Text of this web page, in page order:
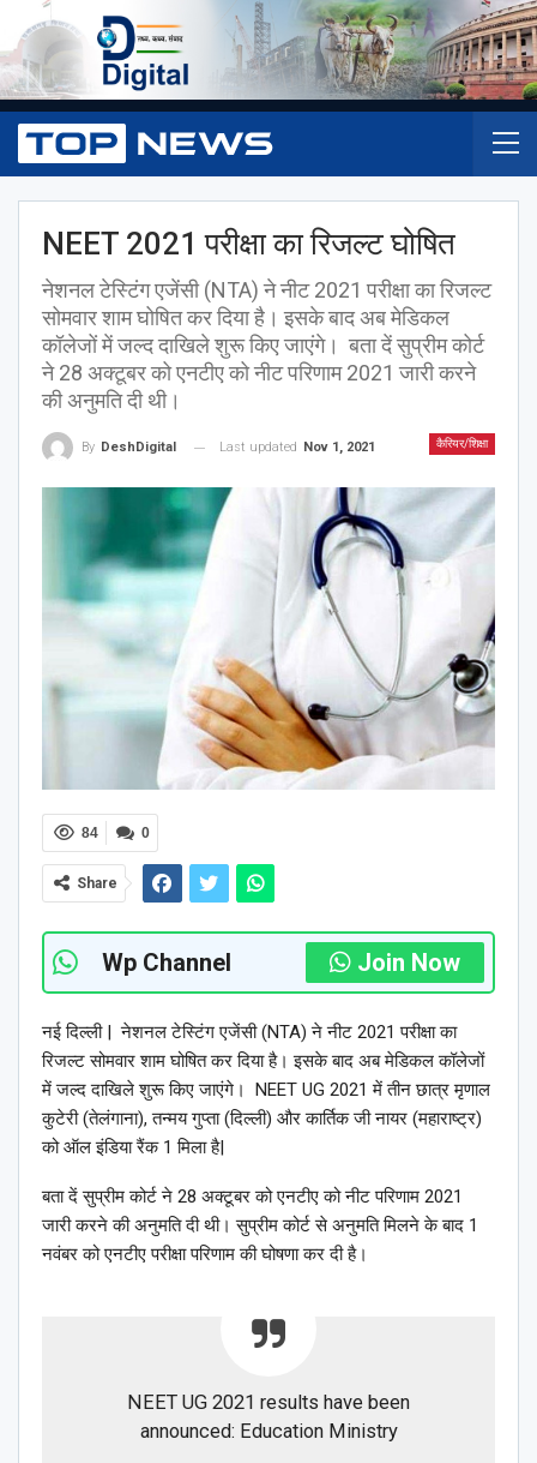
NEET 2021 परीक्षा का रिजल्ट घोषित
नेशनल टेस्टिंग एजेंसी (NTA) ने नीट 2021 परीक्षा का रिजल्ट
सोमवार शाम घोषित कर दिया है। इसके बाद अब मेडिकल
कॉलेजों में जल्द दाखिले शुरू किए जाएंगे। बता दें सुप्रीम कोर्ट
ने 28 अक्टूबर को एनटीए को नीट परिणाम 2021 जारी करने
की अनुमति दी थी।
कैरियर/शिक्षा
By DeshDigital Last updated Nov 1, 2021
0
84
Share
Wp Channel Join Now
नई दिल्ली | नेशनल टेस्टिंग एजेंसी (NTA) ने नीट 2021 परीक्षा का
रिजल्ट सोमवार शाम घोषित कर दिया है। इसके बाद अब मेडिकल कॉलेजों
में जल्द दाखिले शुरू किए जाएंगे। NEET UG 2021 में तीन छात्र मृणाल
कुटेरी (तेलंगाना), तन्मय गुप्ता (दिल्ली) और कार्तिक जी नायर (महाराष्ट्र)
को ऑल इंडिया रैंक 1 मिला है|
बता दें सुप्रीम कोर्ट ने 28 अक्टूबर को एनटीए को नीट परिणाम 2021
जारी करने की अनुमति दी थी। सुप्रीम कोर्ट से अनुमति मिलने के बाद 1
नवंबर को एनटीए परीक्षा परिणाम की घोषणा कर दी है।
NEET UG 2021 results have been
announced: Education Ministry